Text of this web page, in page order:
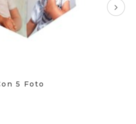
T-Shirt Bimbo Poliestere